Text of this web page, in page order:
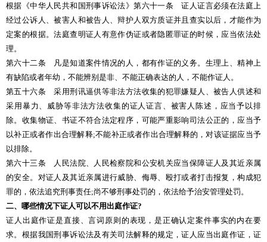
根据《中华人民共和国刑事诉讼法》第六十一条 证人证言必须在法庭上
经过公诉人、被害人和被告人、辩护人双方质证并且查实以后，才能作为
定案的根据。法庭查明证人有意作伪证或者隐匿罪证的时候，应当依法处
理。
第六十二条 凡是知道案件情况的人，都有作证的义务。生理上、精神上
有缺陷或者年幼，不能辨别是非、不能正确表达的人，不能作证人。
第五十六条 采用刑讯逼供等非法方法收集的犯罪嫌疑人、被告人供述和
采用暴力、威胁等非法方法收集的证人证言、被害人陈述，应当予以排
除。收集物证、书证不符合法定程序，可能严重影响司法公正的，应当予
以补正或者作出合理解释;不能补正或者作出合理解释的，对该证据应当予
以排除。
第六十三条 人民法院、人民检察院和公安机关应当保障证人及其近亲属
的安全。对证人及其近亲属进行威胁、侮辱、殴打或者打击报复，构成犯
罪的，依法追究刑事责任;尚不够刑事处罚的，依法给予治安管理处罚。
二、哪些情况下证人可以不用出庭作证?
证人出庭作证是直接、言词原则的表现，是正确认定案件事实的内在要
求。根据我国刑事诉讼法及有关司法解释的规定，证人应当出庭作证，证